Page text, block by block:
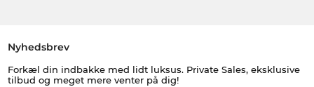
Nyhedsbrev
Forkæl din indbakke med lidt luksus. Private Sales, eksklusive
tilbud og meget mere venter på dig!